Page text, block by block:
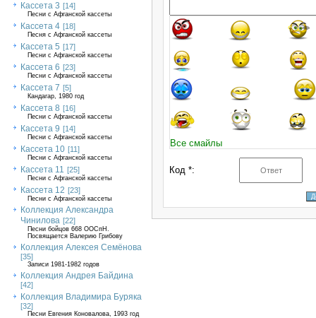
Кассета 3 [14]
Песни с Афганской кассеты
Кассета 4 [18]
Песня с Афганской кассеты
Кассета 5 [17]
Песни с Афганской кассеты
Кассета 6 [23]
Песни с Афганской кассеты
Кассета 7 [5]
Кандагар, 1980 год
Кассета 8 [16]
Песни с Афганской кассеты
Кассета 9 [14]
Песни с Афганской кассеты
Кассета 10 [11]
Песни с Афганской кассеты
Кассета 11 [25]
Песни с Афганской кассеты
Кассета 12 [23]
Песни с Афганской кассеты
Коллекция Александра
Чинилова [22]
Песни бойцов 668 ООСпН.
Посвящается Валерию Грибову
Коллекция Алексея Семёнова
[35]
Записи 1981-1982 годов
Коллекция Андрея Байдина
[42]
Коллекция Владимира Буряка
[32]
Песни Евгения Коновалова, 1993 год
Все смайлы
Код *: